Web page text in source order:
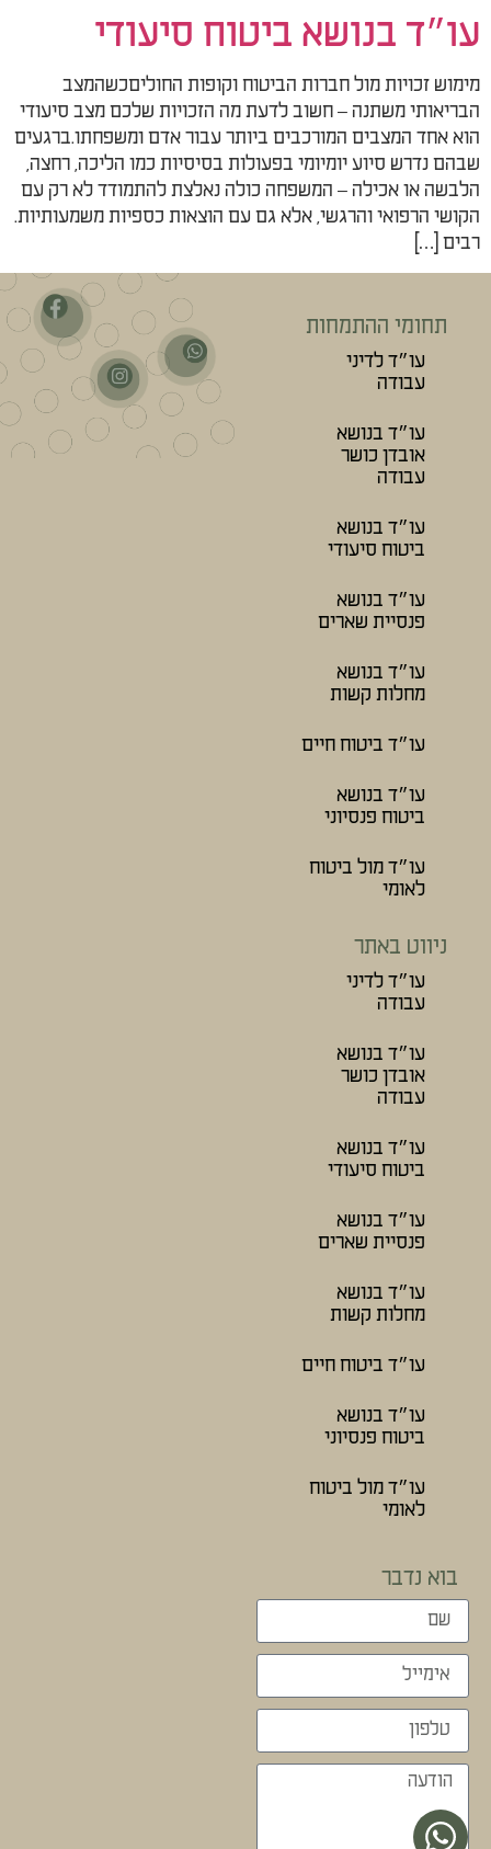
עו״ד בנושא ביטוח סיעודי
מימוש זכויות מול חברות הביטוח וקופות החוליםכשהמצב
הבריאותי משתנה – חשוב לדעת מה הזכויות שלכם מצב סיעודי
הוא אחד המצבים המורכבים ביותר עבור אדם ומשפחתו.ברגעים
שבהם נדרש סיוע יומיומי בפעולות בסיסיות כמו הליכה, רחצה,
הלבשה או אכילה – המשפחה כולה נאלצת להתמודד לא רק עם
הקושי הרפואי והרגשי, אלא גם עם הוצאות כספיות משמעותיות.
רבים […]
תחומי ההתמחות
עו״ד לדיני
עבודה
עו״ד בנושא
אובדן כושר
עבודה
עו״ד בנושא
ביטוח סיעודי
עו״ד בנושא
פנסיית שארים
עו״ד בנושא
מחלות קשות
עו״ד ביטוח חיים
עו״ד בנושא
ביטוח פנסיוני
עו״ד מול ביטוח
לאומי
ניווט באתר
עו״ד לדיני
עבודה
עו״ד בנושא
אובדן כושר
עבודה
עו״ד בנושא
ביטוח סיעודי
עו״ד בנושא
פנסיית שארים
עו״ד בנושא
מחלות קשות
עו״ד ביטוח חיים
עו״ד בנושא
ביטוח פנסיוני
עו״ד מול ביטוח
לאומי
בוא נדבר